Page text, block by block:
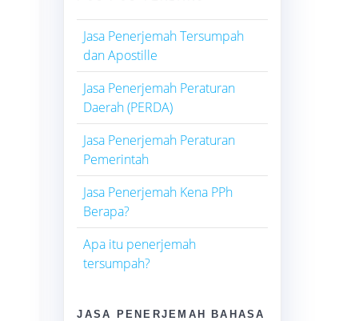
Jasa Penerjemah Tersumpah
dan Apostille
Jasa Penerjemah Peraturan
Daerah (PERDA)
Jasa Penerjemah Peraturan
Pemerintah
Jasa Penerjemah Kena PPh
Berapa?
Apa itu penerjemah
tersumpah?
JASA PENERJEMAH BAHASA